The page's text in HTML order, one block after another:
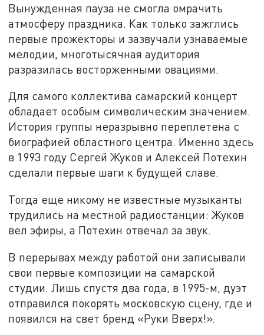
Вынужденная пауза не смогла омрачить
атмосферу праздника. Как только зажглись
первые прожекторы и зазвучали узнаваемые
мелодии, многотысячная аудитория
разразилась восторженными овациями.
Для самого коллектива самарский концерт
обладает особым символическим значением.
История группы неразрывно переплетена с
биографией областного центра. Именно здесь
в 1993 году Сергей Жуков и Алексей Потехин
сделали первые шаги к будущей славе.
Тогда еще никому не известные музыканты
трудились на местной радиостанции: Жуков
вел эфиры, а Потехин отвечал за звук.
В перерывах между работой они записывали
свои первые композиции на самарской
студии. Лишь спустя два года, в 1995-м, дуэт
отправился покорять московскую сцену, где и
появился на свет бренд «Руки Вверх!».